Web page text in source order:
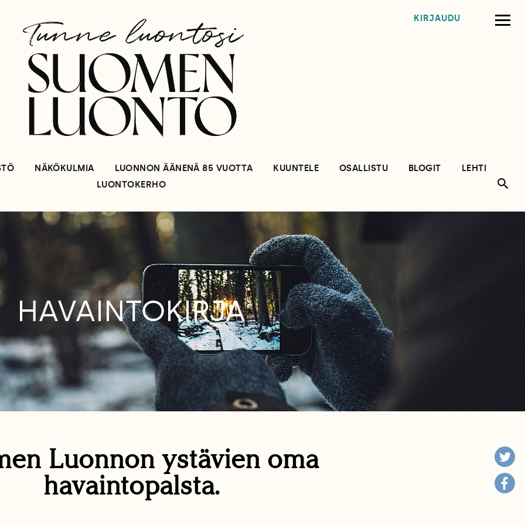
KIRJAUDU
NÄKÖKULMIA LUONNON ÄÄNENÄ 85 VUOTTA KUUNTELE OSALLISTU BLOGIT
LEHTI
LUONTOKERHO
HAVAINTOKIRJA
Luonnon ystävien oma
havaintopalsta.